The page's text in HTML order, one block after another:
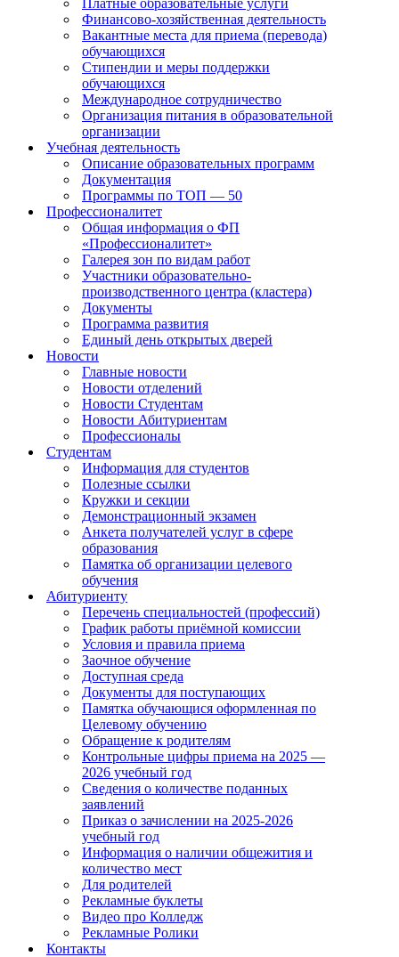
Платные образовательные услуги
Финансово-хозяйственная деятельность
Вакантные места для приема (перевода)
обучающихся
Стипендии и меры поддержки
обучающихся
Международное сотрудничество
Организация питания в образовательной
организации
Учебная деятельность
Описание образовательных программ
Документация
Программы по ТОП — 50
Профессионалитет
Общая информация о ФП
«Профессионалитет»
Галерея зон по видам работ
Участники образовательно-
производственного центра (кластера)
Документы
Программа развития
Единый день открытых дверей
Новости
Главные новости
Новости отделений
Новости Студентам
Новости Абитуриентам
Профессионалы
Студентам
Информация для студентов
Полезные ссылки
Кружки и секции
Демонстрационный экзамен
Анкета получателей услуг в сфере
образования
Памятка об организации целевого
обучения
Абитуриенту
Перечень специальностей (профессий)
График работы приёмной комиссии
Условия и правила приема
Заочное обучение
Доступная среда
Документы для поступающих
Памятка обучающися оформленная по
Целевому обучению
Обращение к родителям
Контрольные цифры приема на 2025 —
2026 учебный год
Сведения о количестве поданных
заявлений
Приказ о зачислении на 2025-2026
учебный год
Информация о наличии общежития и
количество мест
Для родителей
Рекламные буклеты
Видео про Колледж
Рекламные Ролики
Контакты